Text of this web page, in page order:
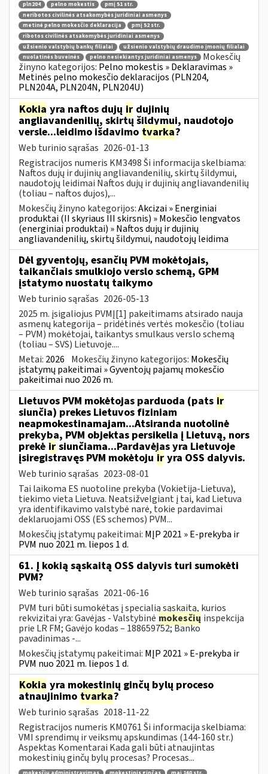
pln204 pelno mokestis
pmį 51 str.
neribotos civilinės atsakomybės juridiniai asmenys
metinė pelno mokesčio deklaracija
pmį 52 str.
ribotos civilinės atsakomybės juridiniai asmenys
užsienio valstybių bankų filialai
užsienio valstybių draudimo įmonių filialai
nuolatinės buveinės
pelno nesiekiantys juridiniai asmenys
Mokesčių
žinyno kategorijos: Pelno mokestis » Deklaravimas »
Metinės pelno mokesčio deklaracijos (PLN204,
PLN204A, PLN204N, PLN204U)
Kokia yra naftos dujų ir dujinių
angliavandenilių, skirtų šildymui, naudotojo
versle...leidimo išdavimo tvarka?
Web turinio sąrašas 2026-01-13
Registracijos numeris KM3498 Ši informacija skelbiama:
Naftos dujų ir dujinių angliavandenilių, skirtų šildymui,
naudotojų leidimai Naftos dujų ir dujinių angliavandenilių
(toliau – naftos dujos),...
Mokesčių žinyno kategorijos:Akcizai » Energiniai
produktai (II skyriaus III skirsnis) » Mokesčio lengvatos
(energiniai produktai) » Naftos dujų ir dujinių
angliavandenilių, skirtų šildymui, naudotojų leidima
Dėl gyventojų, esančių PVM mokėtojais,
taikančiais smulkiojo verslo schemą, GPM
įstatymo nuostatų taikymo
Web turinio sąrašas 2026-05-13
2025 m. įsigaliojus PVMĮ[1] pakeitimams atsirado nauja
asmenų kategorija – pridėtinės vertės mokesčio (toliau
– PVM) mokėtojai, taikantys smulkaus verslo schemą
(toliau – SVS) Lietuvoje....
Metai: 2026 Mokesčių žinyno kategorijos: Mokesčių
įstatymų pakeitimai » Gyventojų pajamų mokesčio
pakeitimai nuo 2026 m.
Lietuvos PVM mokėtojas parduoda (pats ir
siunčia) prekes Lietuvos fiziniam
neapmokestinamajam...Atsiranda nuotolinė
prekyba, PVM objektas persikelia į Lietuvą, nors
prekė ir siunčiama...Pardavėjas yra Lietuvoje
įsiregistravęs PVM mokėtoju ir yra OSS dalyvis.
Web turinio sąrašas 2023-08-01
Tai laikoma ES nuotoline prekyba (Vokietija-Lietuva),
tiekimo vieta Lietuva. Neatsižvelgiant į tai, kad Lietuva
yra identifikavimo valstybė narė, tokie pardavimai
deklaruojami OSS (ES schemos) PVM...
Mokesčių įstatymų pakeitimai: MĮP 2021 » E-prekyba ir
PVM nuo 2021 m. liepos 1 d.
61. Į kokią sąskaitą OSS dalyvis turi sumokėti
PVM?
Web turinio sąrašas 2021-06-16
PVM turi būti sumokėtas į specialią sąskaitą, kurios
rekvizitai yra: Gavėjas - Valstybinė mokesčių inspekcija
prie LR FM; Gavėjo kodas – 188659752; Banko
pavadinimas -...
Mokesčių įstatymų pakeitimai: MĮP 2021 » E-prekyba ir
PVM nuo 2021 m. liepos 1 d.
Kokia yra mokestinių ginčų bylų proceso
atnaujinimo tvarka?
Web turinio sąrašas 2018-11-22
Registracijos numeris KM0761 Ši informacija skelbiama:
VMI sprendimų ir veiksmų apskundimas (144-160 str.)
Aspektas Komentarai Kada gali būti atnaujintas
mokestinių ginčų bylų procesas? Procesas...